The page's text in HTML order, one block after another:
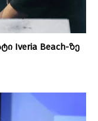
Iveria Beach-ზე